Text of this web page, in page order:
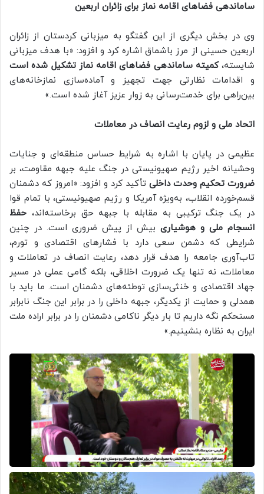
ساماندهی فضاهای اقامه نماز برای زائران اربعین
وی در بخش دیگری از این گفتگو به میزبانی کردستان از زائران
اربعین حسینی از مرز باشماق اشاره کرد و افزود: «با هدف میزبانی
شایسته،کمیته ساماندهی فضاهای اقامه نماز تشکیل شده است
و اقدامات نظارتی جهت تجهیز و آماده‌سازی نمازخانه‌های
بین‌راهی برای خدمت‌رسانی به زوار عزیز آغاز شده است.»
اتحاد ملی و لزوم رعایت انصاف در معاملات
عظیمی در پایان با اشاره به شرایط حساس منطقه‌ای و جنایات
وحشیانه اخیر رژیم صهیونیستی در جنگ علیه جبهه مقاومت، بر
ضرورت تحکیم وحدت داخلی تأکید کرد و افزود: «امروز که دشمنان
قسم‌خورده انقلاب، به‌ویژه آمریکا و رژیم صهیونیستی، با تمام قوا
در یک جنگ ترکیبی به مقابله با جبهه حق برخاسته‌اند، حفظ
انسجام ملی و هوشیاری بیش از پیش ضروری است. در چنین
شرایطی که دشمن سعی دارد با فشارهای اقتصادی و تورم،
تاب‌آوری جامعه را هدف قرار دهد، رعایت انصاف در تعاملات و
معاملات، نه تنها یک ضرورت اخلاقی، بلکه گامی عملی در مسیر
جهاد اقتصادی و خنثی‌سازی توطئه‌های دشمنان است. ما باید با
همدلی و حمایت از یکدیگر، جبهه داخلی را در برابر این جنگ نابرابر
مستحکم نگه داریم تا بار دیگر ناکامی دشمنان را در برابر اراده ملت
ایران به نظاره بنشینیم.»